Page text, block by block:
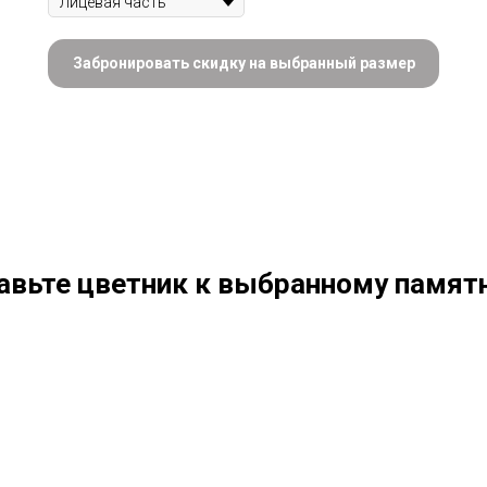
Забронировать скидку на выбранный размер
цветник к выбранному